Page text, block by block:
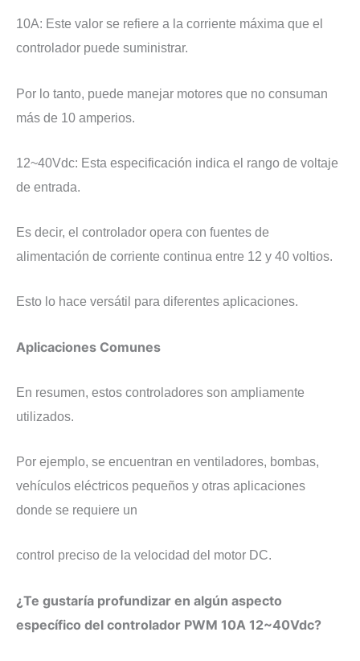
10A: Este valor se refiere a la corriente máxima que el
controlador puede suministrar.
Por lo tanto, puede manejar motores que no consuman
más de 10 amperios.
12~40Vdc: Esta especificación indica el rango de voltaje
de entrada.
Es decir, el controlador opera con fuentes de
alimentación de corriente continua entre 12 y 40 voltios.
Esto lo hace versátil para diferentes aplicaciones.
Aplicaciones Comunes
En resumen, estos controladores son ampliamente
utilizados.
Por ejemplo, se encuentran en ventiladores, bombas,
vehículos eléctricos pequeños y otras aplicaciones
donde se requiere un
control preciso de la velocidad del motor DC.
¿Te gustaría profundizar en algún aspecto
específico del controlador PWM 10A 12~40Vdc?